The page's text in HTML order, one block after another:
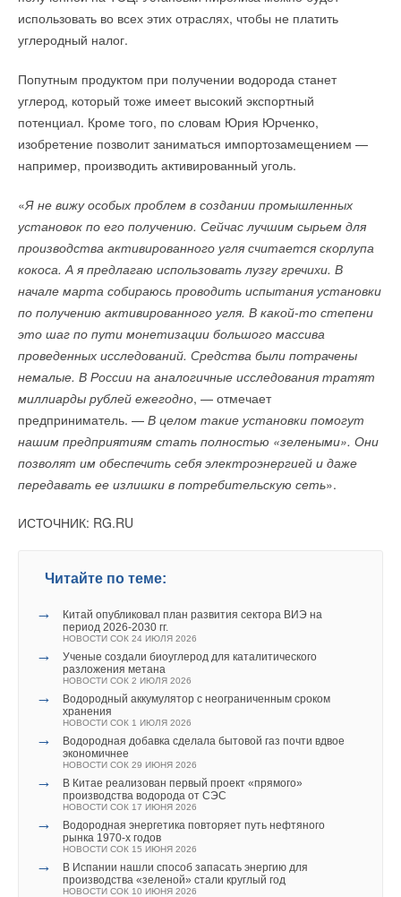
использовать во всех этих отраслях, чтобы не платить
углеродный налог.
Попутным продуктом при получении водорода станет
углерод, который тоже имеет высокий экспортный
потенциал. Кроме того, по словам Юрия Юрченко,
изобретение позволит заниматься импортозамещением —
например, производить активированный уголь.
«Я не вижу особых проблем в создании промышленных
установок по его получению. Сейчас лучшим сырьем для
производства активированного угля считается скорлупа
кокоса. А я предлагаю использовать лузгу гречихи. В
начале марта собираюсь проводить испытания установки
по получению активированного угля. В какой-то степени
это шаг по пути монетизации большого массива
проведенных исследований. Средства были потрачены
немалые. В России на аналогичные исследования тратят
миллиарды рублей ежегодно, — отмечает
предприниматель. — В целом такие установки помогут
нашим предприятиям стать полностью «зелеными». Они
позволят им обеспечить себя электроэнергией и даже
передавать ее излишки в потребительскую сеть».
ИСТОЧНИК: RG.RU
Читайте по теме:
→
Китай опубликовал план развития сектора ВИЭ на
период 2026-2030 гг.
НОВОСТИ СОК 24 ИЮЛЯ 2026
→
Ученые создали биоуглерод для каталитического
разложения метана
НОВОСТИ СОК 2 ИЮЛЯ 2026
→
Водородный аккумулятор с неограниченным сроком
хранения
НОВОСТИ СОК 1 ИЮЛЯ 2026
→
Водородная добавка сделала бытовой газ почти вдвое
экономичнее
НОВОСТИ СОК 29 ИЮНЯ 2026
→
В Китае реализован первый проект «прямого»
производства водорода от СЭС
НОВОСТИ СОК 17 ИЮНЯ 2026
→
Водородная энергетика повторяет путь нефтяного
рынка 1970-х годов
НОВОСТИ СОК 15 ИЮНЯ 2026
→
В Испании нашли способ запасать энергию для
производства «зеленой» стали круглый год
НОВОСТИ СОК 10 ИЮНЯ 2026
НОВОСТИ СОК 12 АПРЕЛЯ 2024
→
Экспертный Совет РАВИ разработает Федеральный
→ Китай создаст систему утилизации отходов ВИЭ
→
РАВИ объединяет все технологии безуглеродной
энергетики
→ Технологический тур на строящуюся ВЭС
НОВОСТИ СОК 5 ИЮНЯ 2023
НОВОСТИ СОК 19 МАЯ 2023
→ Кольская ВЭС - чистая энергия Арктики
НОВОСТИ СОК 15 МАЯ 2023
→
От импортозамещения к технологическому лидерству:
уроки прошлого и вызовы настоящего времени
НОВОСТИ СОК 27 АПРЕЛЯ 2023
→
РАВИ предлагает отменить результаты отбора ДПМ
ВИЭ-2022 в части ветроэнергетики
НОВОСТИ СОК 11 АПРЕЛЯ 2023
Уведомления отключены
Комментарии
Добавить комментарий
Ваш E-mail *
Читайте по теме:
→
Учёные ЮУрГУ создали каскадную установку,
объединяющую солнечную и геотермальную энергию
НОВОСТИ СОК 6 АВГУСТА 2026
→
Для Арктики создали технологию защиты
ветрогенераторов от аварий
→
Гибридный тепловой насос PV/T с одним общим
→
CDU производства LG прошёл валидацию NVIDIA для
ИИ-дата-центров
НОВОСТИ СОК 28 ИЮЛЯ 2026
→
Сколтех улучшил температурный мониторинг
инженерных систем
НОВОСТИ СОК 22 ИЮЛЯ 2026
→
Ученые создали лопасти для ветряков, которые на 80%
легче алюминиевых
НОВОСТИ СОК 7 ИЮЛЯ 2026
→
В северных морях обнаружили почти 20 млрд тонн
органического углерода
НОВОСТИ СОК 3 ИЮЛЯ 2026
→
Ученые создали биоуглерод для каталитического
разложения метана
НОВОСТИ СОК 2 ИЮЛЯ 2026
→ Согласованное ускорение
→
поможет повысить эффективность работы
Комментарии
В этой теме еще нет комментариев
Добавить комментарий
Ваше имя *
Ваш E-mail *
Текст комментария
в ближайшие годы мы увидим строительство
ветропарков «без ДПМ
ИСТОЧНИК: РАВИ
Читайте по теме:
→
Vestas обнародовал свои планы по созданию единой
→
→
Экспертный Совет РАВИ разработает Федеральный
проект развития ВИЭ
→ Китай создаст систему утилизации отходов ВИЭ
НОВОСТИ СОК 25 СЕНТЯБРЯ 2023
энергетики
НОВОСТИ СОК 25 АВГУСТА 2023
НОВОСТИ СОК 5 ИЮНЯ 2023
В Москве состоялось ежегодное собрание Российской
НОВОСТИ СОК 19 МАЯ 2023
Кольская ВЭС - чистая энергия Арктики
НОВОСТИ СОК 15 МАЯ 2023
→
От импортозамещения к технологическому лидерству:
уроки прошлого и вызовы настоящего времени
НОВОСТИ СОК 27 АПРЕЛЯ 2023
→
РАВИ предлагает отменить результаты отбора ДПМ
ВИЭ-2022 в части ветроэнергетики
НОВОСТИ СОК 11 АПРЕЛЯ 2023